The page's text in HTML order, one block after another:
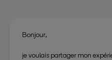
Bonjour,
je voulais partager mon